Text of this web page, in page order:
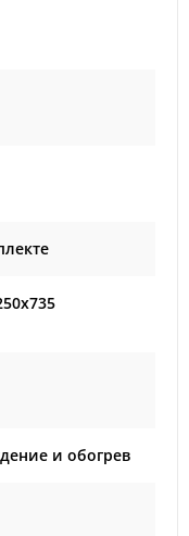
и обогрев